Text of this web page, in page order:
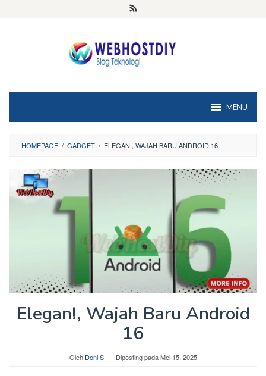
MENU
HOMEPAGE / GADGET / ELEGAN!, WAJAH BARU ANDROID 16
Elegan!, Wajah Baru Android
16
Oleh Doni S Diposting padaMei 15, 2025